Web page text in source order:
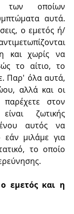
των οποίων
αυτά.
ο εμετός ή/
και χωρίς να
το αίτιο, το
Παρ' όλα αυτά,
αλλά και οι
στον
ζωτικής
αυτός να
εάν μιλάμε για
το οποίο
εμετός και η